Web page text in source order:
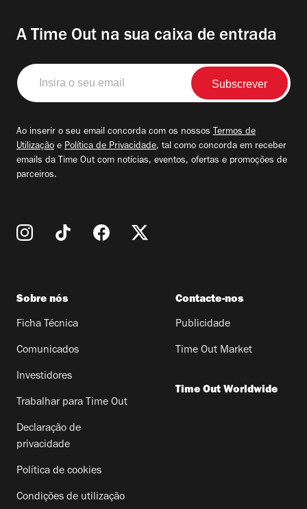
A Time Out na sua caixa de entrada
Insira
o
seu
Ao inserir o seu email concorda com os nossos Termos de
Utilização e Política de Privacidade, tal como concorda em receber
emails da Time Out com notícias, eventos, ofertas e promoções de
parceiros.
Sobre nós
Ficha Técnica
Comunicados
Investidores
Trabalhar para Time Out
Declaração de
privacidade
Política de cookies
Condições de utilização
Contacte-nos
Publicidade
Time Out Market
Time Out Worldwide